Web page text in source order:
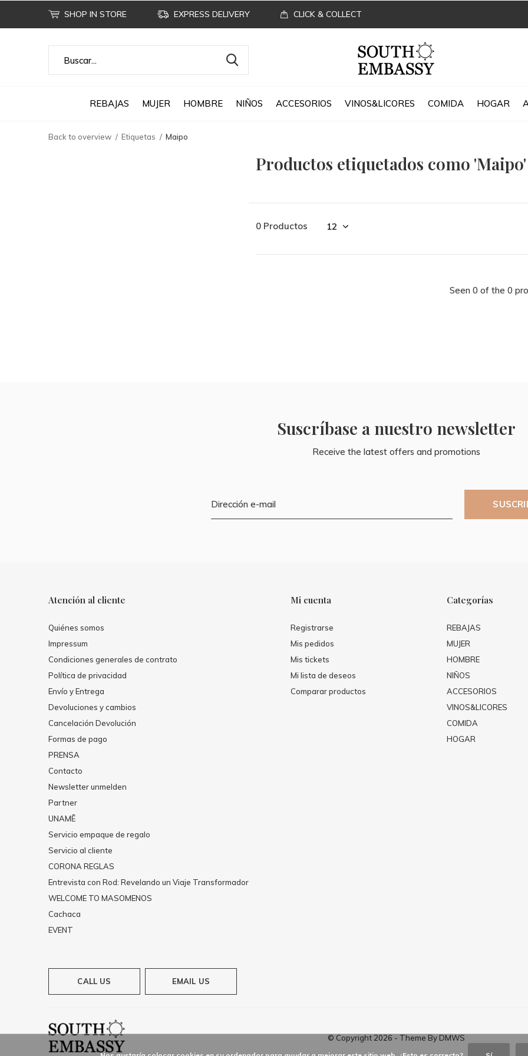
REBAJAS MUJER HOMBRE NIÑOS ACCESORIOS VINOS&LICORES COMIDA HOGAR
SHOP IN STORE EXPRESS DELIVERY CLICK & COLLECT
Back to overview Etiquetas Maipo
Productos etiquetados como 'Maipo'
0 Productos
Seen 0 of the 0
Suscríbase a nuestro newsletter
Receive the latest offers and promotions
Atención al cliente
Quiénes somos
Impressum
Condiciones generales de contrato
Política de privacidad
Envío y Entrega
Devoluciones y cambios
Cancelación Devolución
Formas de pago
PRENSA
Contacto
Newsletter unmelden
Partner
UNAMĒ
Servicio empaque de regalo
Servicio al cliente
CORONA REGLAS
Entrevista con Rod: Revelando un Viaje Transformador
WELCOME TO MASOMENOS
Cachaca
EVENT
Mi cuenta
Registrarse
Mis pedidos
Mis tickets
Mi lista de deseos
Comparar productos
Categorías
REBAJAS
MUJER
HOMBRE
NIÑOS
ACCESORIOS
VINOS&LICORES
COMIDA
HOGAR
CALL US EMAIL US
© Copyright 2026 - Theme By DMWS